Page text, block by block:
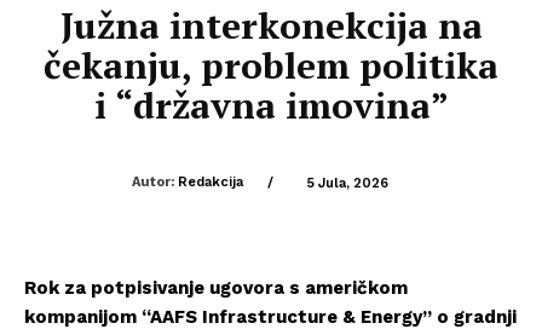
Južna interkonekcija na
čekanju, problem politika
i “državna imovina”
Autor: Redakcija / 5 Jula, 2026
Rok za potpisivanje ugovora s američkom
kompanijom “AAFS Infrastructure & Energy” o gradnji